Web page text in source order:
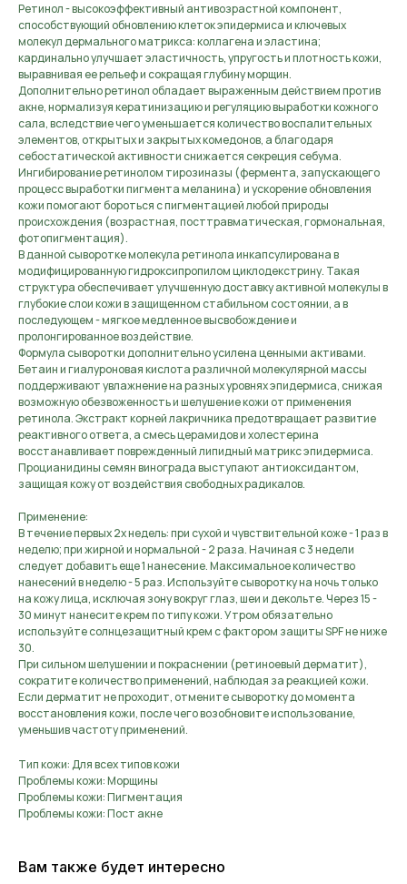
Ретинол - высокоэффективный антивозрастной компонент,
способствующий обновлению клеток эпидермиса и ключевых
молекул дермального матрикса: коллагена и эластина;
кардинально улучшает эластичность, упругость и плотность кожи,
выравнивая ее рельеф и сокращая глубину морщин.
Дополнительно ретинол обладает выраженным действием против
акне, нормализуя кератинизацию и регуляцию выработки кожного
сала, вследствие чего уменьшается количество воспалительных
элементов, открытых и закрытых комедонов, а благодаря
себостатической активности снижается секреция себума.
Ингибирование ретинолом тирозиназы (фермента, запускающего
процесс выработки пигмента меланина) и ускорение обновления
кожи помогают бороться с пигментацией любой природы
происхождения (возрастная, посттравматическая, гормональная,
фотопигментация).
В данной сыворотке молекула ретинола инкапсулирована в
модифицированную гидроксипропилом циклодекстрину. Такая
структура обеспечивает улучшенную доставку активной молекулы в
глубокие слои кожи в защищенном стабильном состоянии, а в
последующем - мягкое медленное высвобождение и
пролонгированное воздействие.
Формула сыворотки дополнительно усилена ценными активами.
Бетаин и гиалуроновая кислота различной молекулярной массы
поддерживают увлажнение на разных уровнях эпидермиса, снижая
возможную обезвоженность и шелушение кожи от применения
ретинола. Экстракт корней лакричника предотвращает развитие
реактивного ответа, а смесь церамидов и холестерина
восстанавливает поврежденный липидный матрикс эпидермиса.
Процианидины семян винограда выступают антиоксидантом,
защищая кожу от воздействия свободных радикалов.
Применение:
В течение первых 2х недель: при сухой и чувствительной коже - 1 раз в
неделю; при жирной и нормальной - 2 раза. Начиная с 3 недели
следует добавить еще 1 нанесение. Максимальное количество
нанесений в неделю - 5 раз. Используйте сыворотку на ночь только
на кожу лица, исключая зону вокруг глаз, шеи и декольте. Через 15 -
30 минут нанесите крем по типу кожи. Утром обязательно
используйте солнцезащитный крем с фактором защиты SPF не ниже
30.
При сильном шелушении и покраснении (ретиноевый дерматит),
сократите количество применений, наблюдая за реакцией кожи.
Если дерматит не проходит, отмените сыворотку до момента
восстановления кожи, после чего возобновите использование,
уменьшив частоту применений.
Тип кожи: Для всех типов кожи
Проблемы кожи: Морщины
Проблемы кожи: Пигментация
Проблемы кожи: Пост акне
Вам также будет интересно